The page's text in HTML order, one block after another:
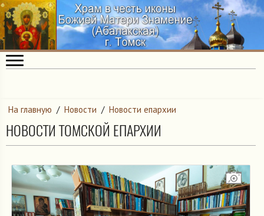
На главную / Новости / Новости епархии
НОВОСТИ ТОМСКОЙ ЕПАРХИИ